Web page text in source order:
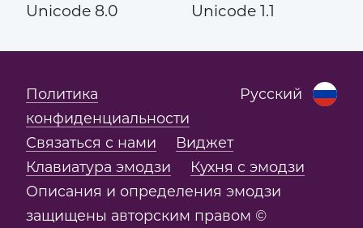
Unicode 8.0
Unicode 1.1
Русский
Политика
конфиденциальности
Связаться с нами
Виджет
Клавиатура эмодзи
Кухня с эмодзи
Описания и определения эмодзи
защищены авторским правом ©